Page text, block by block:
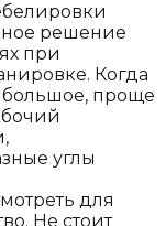
решение
при
Когда
проще
углы
для
Не стоит